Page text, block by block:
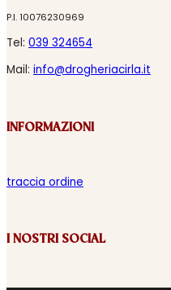
P.I. 10076230969
Tel: 039 324654
Mail: info@drogheriacirla.it
INFORMAZIONI
traccia ordine
I NOSTRI SOCIAL